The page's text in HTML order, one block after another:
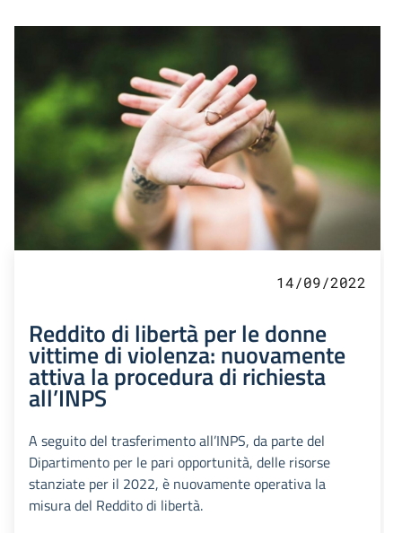
14/09/2022
Reddito di libertà per le donne
vittime di violenza: nuovamente
attiva la procedura di richiesta
all’INPS
A seguito del trasferimento all’INPS, da parte del
Dipartimento per le pari opportunità, delle risorse
stanziate per il 2022, è nuovamente operativa la
misura del Reddito di libertà.